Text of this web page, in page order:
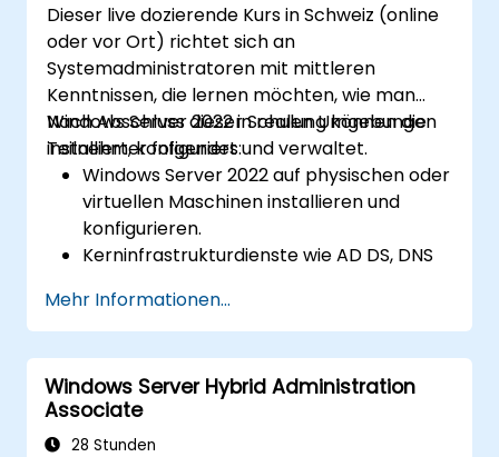
Dieser live dozierende Kurs in Schweiz (online
oder vor Ort) richtet sich an
Systemadministratoren mit mittleren
Kenntnissen, die lernen möchten, wie man
Windows Server 2022 in realen Umgebungen
installiert, konfiguriert und verwaltet.
Nach Abschluss dieser Schulung können die
Teilnehmer folgendes:
Windows Server 2022 auf physischen oder
virtuellen Maschinen installieren und
konfigurieren.
Kerninfrastrukturdienste wie AD DS, DNS
Virtualisierung, Speicher- und
Netzwerkdienste anhand bewährter
Methoden implementieren.
Serverrollen einschließlich Remote
Desktop, IIS und WSUS absichern und
administrieren.
Mehr Informationen...
Windows Server Hybrid Administration
Associate
28 Stunden